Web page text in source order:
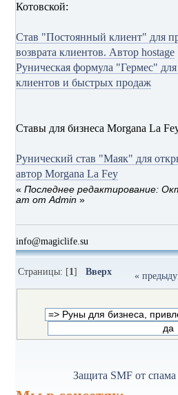
Котовской:
Став "Постоянный клиент" для
возврата клиентов. Автор hostage
Руническая формула "Гермес"
клиентов и быстрых продаж
Ставы для бизнеса Morgana La
Рунический став "Маяк" для
автор Morgana La Fey
«Последнее редактирование:
am от Admin »
info@magiclife.su
Страницы: [1]Вверх «
Защита SMF от спама